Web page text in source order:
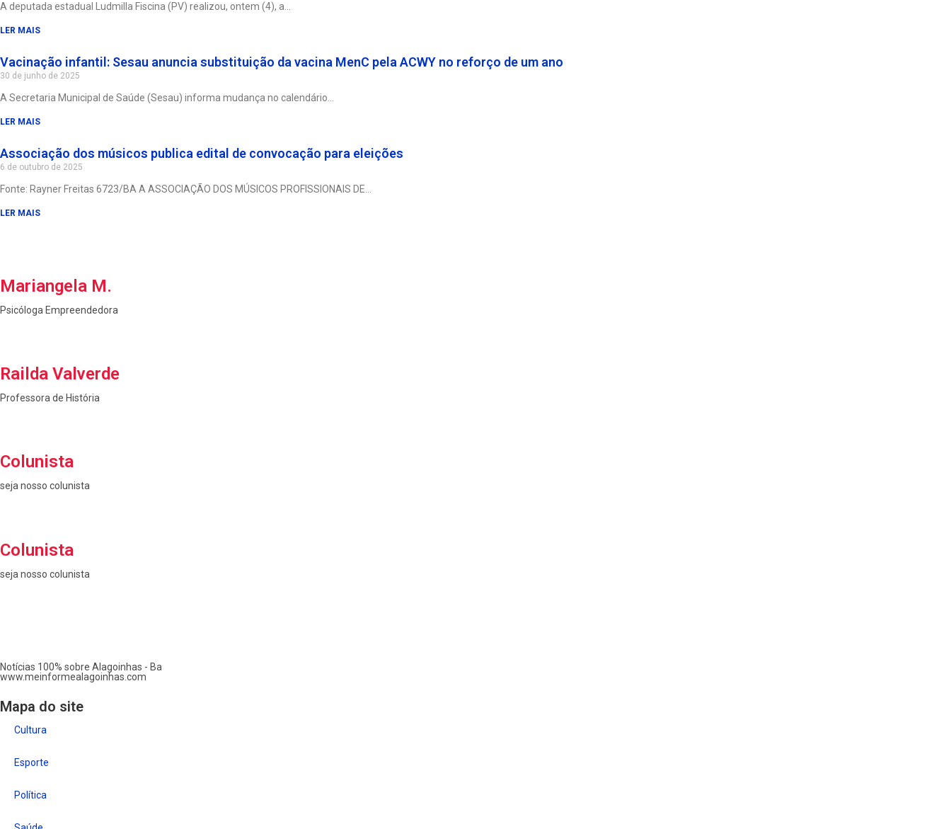
A deputada estadual Ludmilla Fiscina (PV) realizou, ontem (4), a
LER MAIS
Vacinação infantil: Sesau anuncia substituição da vacina MenC pela ACWY no reforço de um ano
30 de junho de 2025
A Secretaria Municipal de Saúde (Sesau) informa mudança no calendário
LER MAIS
Associação dos músicos publica edital de convocação para eleições
6 de outubro de 2025
Fonte: Rayner Freitas 6723/BA A ASSOCIAÇÃO DOS MÚSICOS PROFISSIONAIS DE
LER MAIS
Mariangela M.
Psicóloga Empreendedora
Railda Valverde
Professora de História
Colunista
seja nosso colunista
Colunista
seja nosso colunista
Notícias 100% sobre Alagoinhas - Ba
www.meinformealagoinhas.com
Mapa do site
Cultura
Esporte
Política